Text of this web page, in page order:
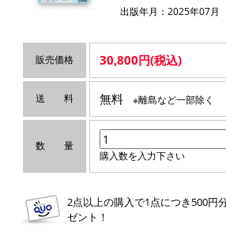
出版年月：2025年07月
販売価格 30,800円(税込)
送 料 無料 ※離島など一部除く
数 量
購入数を入力下さい
2点以上の購入で1点につき500円
ゼント！